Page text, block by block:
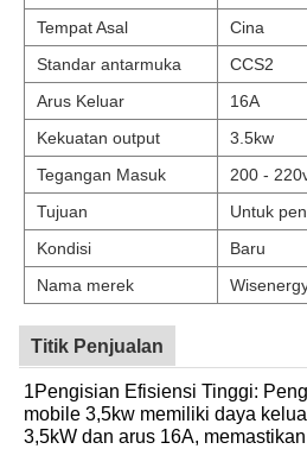
Tempat Asal
Cina
Standar antarmuka
CCS2
Arus Keluar
16A
Kekuatan output
3.5kw
Tegangan Masuk
200 -
Tujuan
Untuk
Kondisi
Baru
Nama merek
Titik Penjualan
1Pengisian Efisiensi Tinggi:
mobile 3,5kw memiliki daya
3,5kW dan arus 16A,